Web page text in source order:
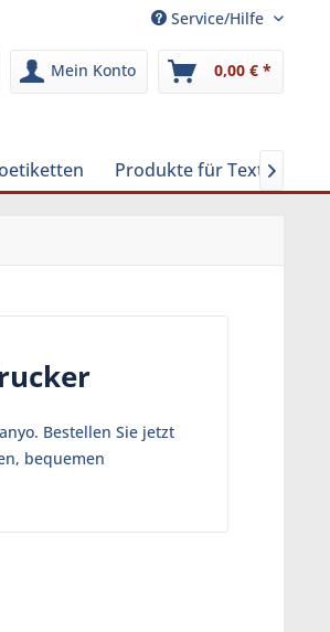
Service/Hilfe
Mein Konto 0,00 € *
Produkte für 
Bestellen Sie jetzt
bequemen